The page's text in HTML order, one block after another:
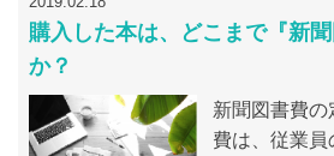
購入した本は、どこまで『新
か？
新聞図書費
費は、従業